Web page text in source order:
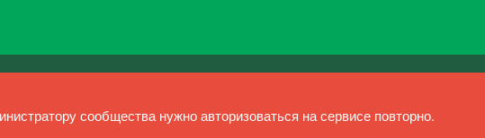
сообщества нужно авторизоваться на сервисе повторно.